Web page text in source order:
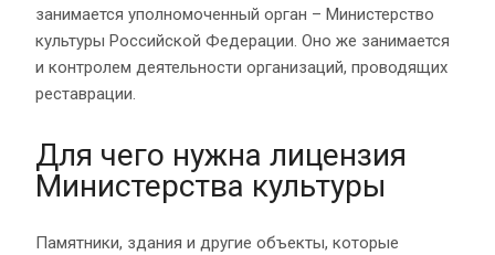
занимается уполномоченный орган – Министерство
культуры Российской Федерации. Оно же занимается
и контролем деятельности организаций, проводящих
реставрации.
Для чего нужна лицензия
Министерства культуры
Памятники, здания и другие объекты, которые